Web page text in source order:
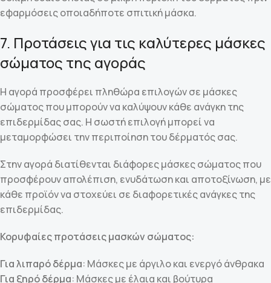
εφαρμόσεις οποιαδήποτε σπιτική μάσκα.
7. Προτάσεις για τις καλύτερες μάσκες
σώματος της αγοράς
Η αγορά προσφέρει πληθώρα επιλογών σε μάσκες
σώματος που μπορούν να καλύψουν κάθε ανάγκη της
επιδερμίδας σας. Η σωστή επιλογή μπορεί να
μεταμορφώσει την περιποίηση του δέρματός σας.
Στην αγορά διατίθενται διάφορες μάσκες σώματος που
προσφέρουν απολέπιση, ενυδάτωση και αποτοξίνωση, με
κάθε προϊόν να στοχεύει σε διαφορετικές ανάγκες της
επιδερμίδας.
Κορυφαίες προτάσεις μασκών σώματος:
Για λιπαρό δέρμα: Μάσκες με άργιλο και ενεργό άνθρακα
Για ξηρό δέρμα: Μάσκες με έλαια και βούτυρα